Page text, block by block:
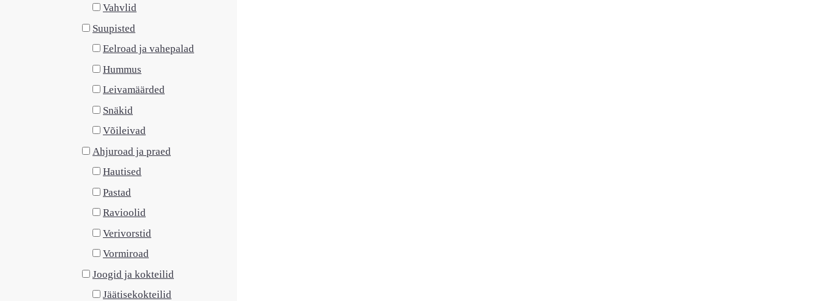
Vahvlid
Suupisted
Eelroad ja vahepalad
Hummus
Leivamäärded
Snäkid
Võileivad
Ahjuroad ja praed
Hautised
Pastad
Ravioolid
Verivorstid
Vormiroad
Joogid ja kokteilid
Jäätisekokteilid